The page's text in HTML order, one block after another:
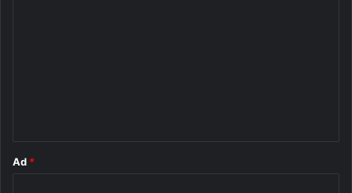
Ad *